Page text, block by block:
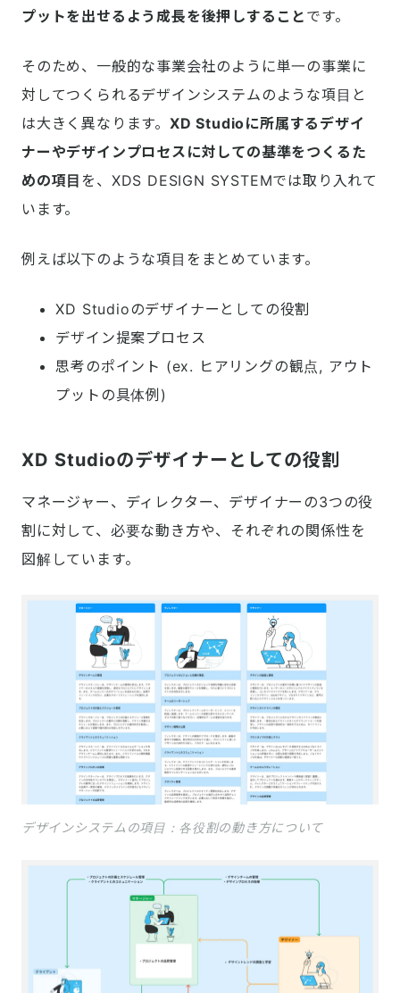
プットを出せるよう成長を後押しすること です。
そのため、一般的な事業会社のように単一の事業に
対してつくられるデザインシステムのような項目と
は大きく異なります。 XD Studioに所属するデザイ
ナーやデザインプロセスに対しての基準をつくるた
めの項目 を、XDS DESIGN SYSTEMでは取り入れて
います。
例えば以下のような項目をまとめています。
XD Studioのデザイナーとしての役割
デザイン提案プロセス
思考のポイント (ex. ヒアリングの観点, アウト
プットの具体例)
XD Studioのデザイナーとしての役割
マネージャー、ディレクター、デザイナーの3つの役
割に対して、必要な動き方や、それぞれの関係性を
図解しています。
デザインシステムの項目：各役割の動き方について